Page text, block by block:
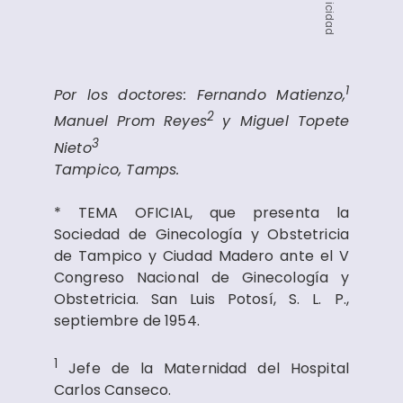
Por los doctores: Fernando Matienzo,1
Manuel Prom Reyes2 y Miguel Topete
Nieto3
Tampico, Tamps.
* TEMA OFICIAL, que presenta la
Sociedad de Ginecología y Obstetricia
de Tampico y Ciudad Madero ante el V
Congreso Nacional de Ginecología y
Obstetricia. San Luis Potosí, S. L. P.,
septiembre de 1954.
1
Jefe de la Maternidad del Hospital
Carlos Canseco.